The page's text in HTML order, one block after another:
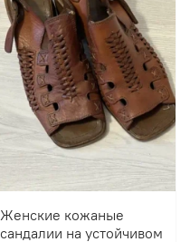
Женские кожаные
сандалии на устойчивом